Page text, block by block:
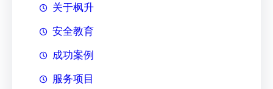
关于枫升
安全教育
成功案例
服务项目